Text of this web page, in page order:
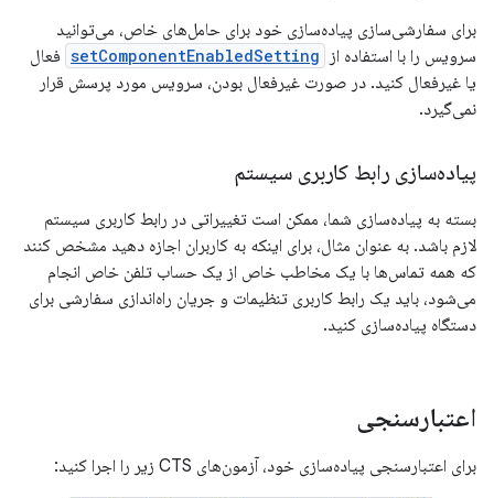
برای سفارشی‌سازی پیاده‌سازی خود برای حامل‌های خاص، می‌توانید
سرویس را با استفاده از
setComponentEnabledSetting فعال
یا غیرفعال کنید. در صورت غیرفعال بودن، سرویس مورد پرسش قرار
نمی‌گیرد.
پیاده‌سازی رابط کاربری سیستم
بسته به پیاده‌سازی شما، ممکن است تغییراتی در رابط کاربری سیستم
لازم باشد. به عنوان مثال، برای اینکه به کاربران اجازه دهید مشخص کنند
که همه تماس‌ها با یک مخاطب خاص از یک حساب تلفن خاص انجام
می‌شود، باید یک رابط کاربری تنظیمات و جریان راه‌اندازی سفارشی برای
دستگاه پیاده‌سازی کنید.
اعتبارسنجی
برای اعتبارسنجی پیاده‌سازی خود، آزمون‌های CTS زیر را اجرا کنید: